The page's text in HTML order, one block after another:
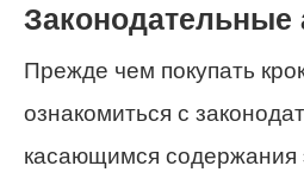
Законодательные
Прежде чем покупать
ознакомиться с
касающимся содержания